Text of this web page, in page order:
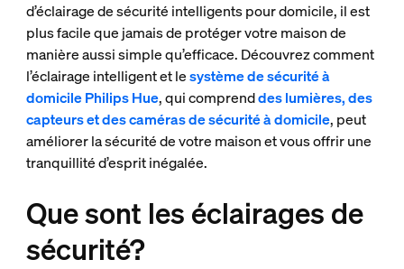
d’éclairage de sécurité intelligents pour domicile, il est
plus facile que jamais de protéger votre maison de
manière aussi simple qu’efficace. Découvrez comment
l’éclairage intelligent et lesystème de sécurité à
domicile Philips Hue, qui comprenddes lumières, des
capteurs et des caméras de sécurité à domicile, peut
améliorer la sécurité de votre maison et vous offrir une
tranquillité d’esprit inégalée.
Que sont les éclairages de
sécurité?